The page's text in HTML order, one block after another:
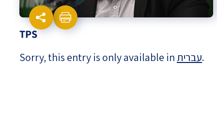
TPS
Sorry, this entry is only available inעברית.